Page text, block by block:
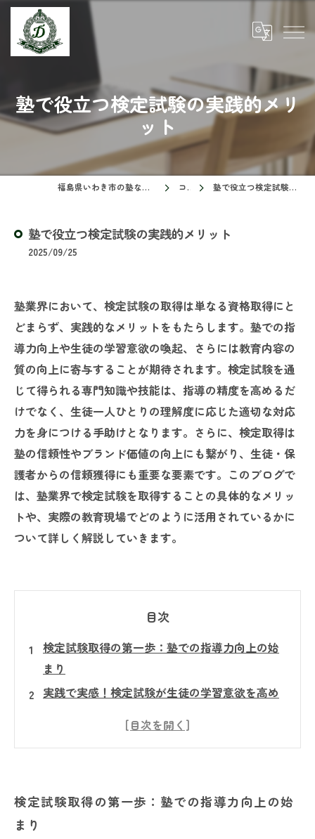
塾で役立つ検定試験の実践的メリ
ット
福島県いわき市の塾ならドリームスクール コラム 塾で役立つ検定試験の実践的メリット
塾で役立つ検定試験の実践的メリット
2025/09/25
塾業界において、検定試験の取得は単なる資格取得にと
どまらず、実践的なメリットをもたらします。塾での指
導力向上や生徒の学習意欲の喚起、さらには教育内容の
質の向上に寄与することが期待されます。検定試験を通
じて得られる専門知識や技能は、指導の精度を高めるだ
けでなく、生徒一人ひとりの理解度に応じた適切な対応
力を身につける手助けとなります。さらに、検定取得は
塾の信頼性やブランド価値の向上にも繋がり、生徒・保
護者からの信頼獲得にも重要な要素です。このブログで
は、塾業界で検定試験を取得することの具体的なメリッ
トや、実際の教育現場でどのように活用されているかに
ついて詳しく解説していきます。
目次
検定試験取得の第一歩：塾での指導力向上の始
まり
実践で実感！検定試験が生徒の学習意欲を高め
の深化
検定試験取得の第一歩：塾での指導力向上の始
まり